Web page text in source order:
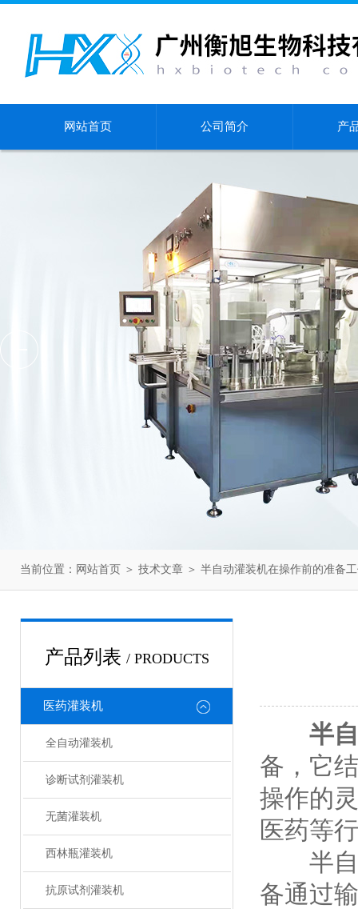
网站首页 公司简介 产
当前位置： 网站首页 ＞ 技术文章 ＞ 半自动灌装机在操作前的准备
产品列表 / PRODUCTS
医药灌装机
全自动灌装机
诊断试剂灌装机
无菌灌装机
西林瓶灌装机
抗原试剂灌装机
半
备，它
操作的
医药等
半自
备通过